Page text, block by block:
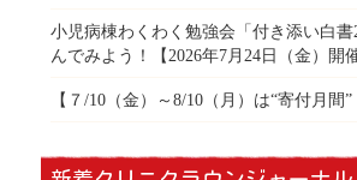
小児病棟わくわく勉強会「付き添い白書
んでみよう！【2026年7月24日（金）開催
【７/10（金）～8/10（月）は“寄付月間”